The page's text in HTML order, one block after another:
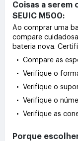
Coisas a serem
SEUIC M500:
Ao comprar uma
compare
bateria nova.
• Compare as
• Verifique o
• Verifique o
• Verifique o
• Verifique as
Porque